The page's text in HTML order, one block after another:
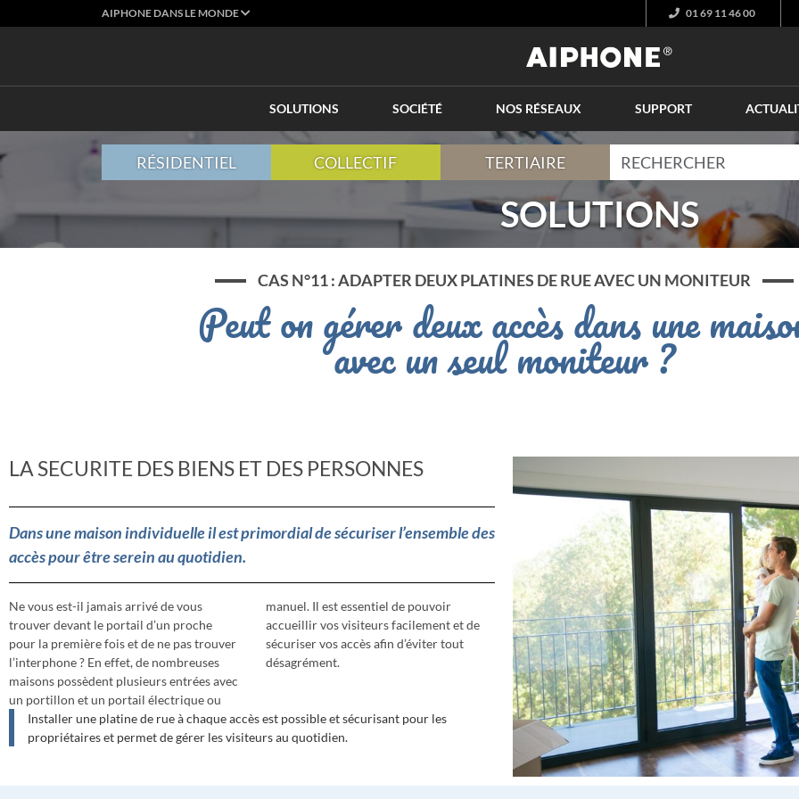
AIPHONE DANS LE MONDE 01 69 11 46 00
SOLUTIONS SOCIÉTÉ NOS RÉSEAUX SUPPORT
RÉSIDENTIEL COLLECTIF TERTIAIRE
SOLUTIONS
CAS N°11 : ADAPTER DEUX PLATINES DE RUE AVEC UN MONITEUR
Peut on gérer deux accès dans une
avec un seul moniteur ?
LA SECURITE DES BIENS ET DES PERSONNES
Dans une maison individuelle il est primordial de sécuriser l’ensemble des
accès pour être serein au quotidien.
Ne vous est-il jamais arrivé de vous
trouver devant le portail d’un proche
pour la première fois et de ne pas trouver
l’interphone ? En effet, de nombreuses
maisons possèdent plusieurs entrées avec
un portillon et un portail électrique ou
manuel. Il est essentiel de pouvoir
accueillir vos visiteurs facilement et de
sécuriser vos accès afin d’éviter tout
désagrément.
Installer une platine de rue à chaque accès est possible et sécurisant pour les
propriétaires et permet de gérer les visiteurs au quotidien.